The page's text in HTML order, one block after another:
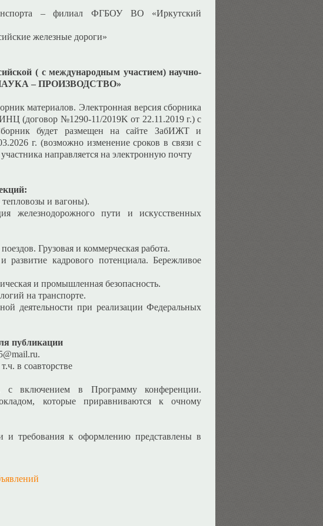
– филиал ФГБОУ ВО «Иркутский
железные дороги»
( с международным участием) научно-
НАУКА – ПРОИЗВОДСТВО»
материалов. Электронная версия сборника
(договор №1290-11/2019K от 22.11.2019 г.) с
будет размещен на сайте ЗабИЖТ и
г. (возможно изменение сроков в связи с
направляется на электронную почту
и вагоны).
железнодорожного пути и искусственных
Грузовая и коммерческая работа.
кадрового потенциала. Бережливое
и промышленная безопасность.
на транспорте.
деятельности при реализации Федеральных
публикации
в соавторстве
с включением в Программу конференции.
которые приравниваются к очному
и требования к оформлению представлены в